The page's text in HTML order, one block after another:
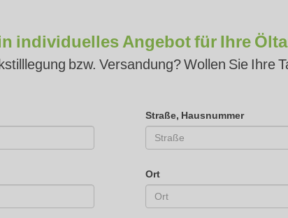
individuelles Angebot für Ihre
bzw. Versandung? Wollen Sie Ihre
Straße, Hausnummer
Ort